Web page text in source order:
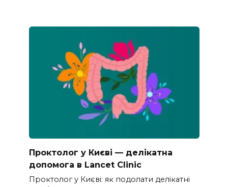
Проктолог у Києві — делікатна
допомога в Lancet Clinic
Проктолог у Києві: як подолати делікатні